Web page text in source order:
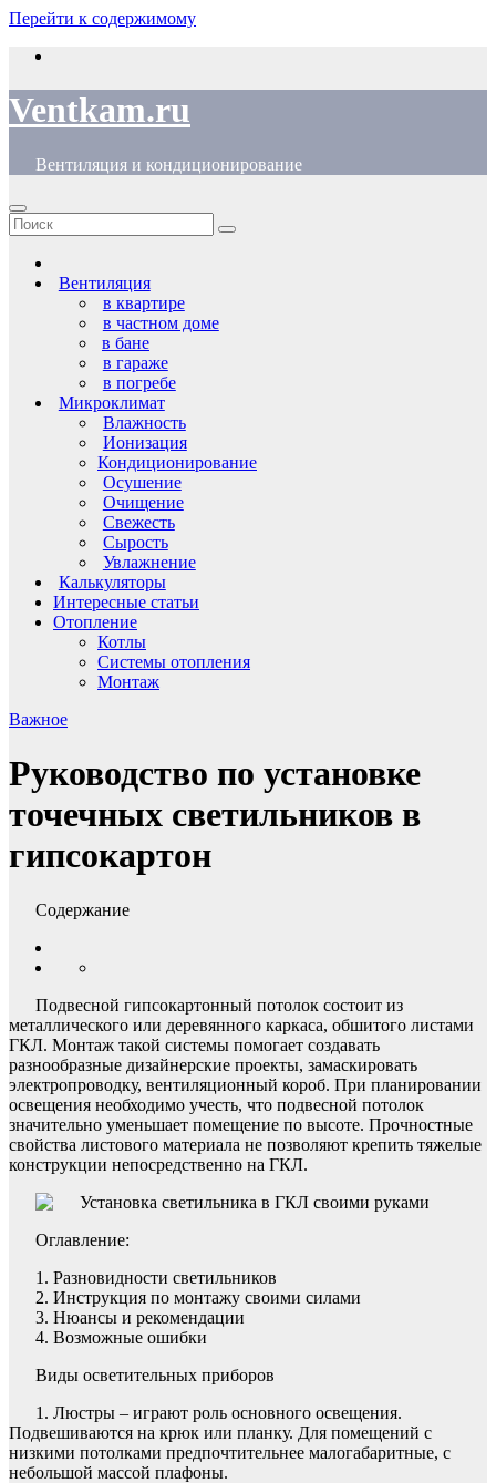
Перейти к содержимому
Ventkam.ru
Вентиляция и кондиционирование
Вентиляция
в квартире
в частном доме
в бане
в гараже
в погребе
Микроклимат
Влажность
Ионизация
Кондиционирование
Осушение
Очищение
Свежесть
Сырость
Увлажнение
Калькуляторы
Интересные статьи
Отопление
Котлы
Системы отопления
Монтаж
Важное
Руководство по установке
точечных светильников в
гипсокартон
Содержание
Подвесной гипсокартонный потолок состоит из
металлического или деревянного каркаса, обшитого листами
ГКЛ. Монтаж такой системы помогает создавать
разнообразные дизайнерские проекты, замаскировать
электропроводку, вентиляционный короб. При планировании
освещения необходимо учесть, что подвесной потолок
значительно уменьшает помещение по высоте. Прочностные
свойства листового материала не позволяют крепить тяжелые
конструкции непосредственно на ГКЛ.
Оглавление:
Разновидности светильников
Инструкция по монтажу своими силами
Нюансы и рекомендации
Возможные ошибки
Виды осветительных приборов
1. Люстры – играют роль основного освещения.
Подвешиваются на крюк или планку. Для помещений с
низкими потолками предпочтительнее малогабаритные, с
небольшой массой плафоны.